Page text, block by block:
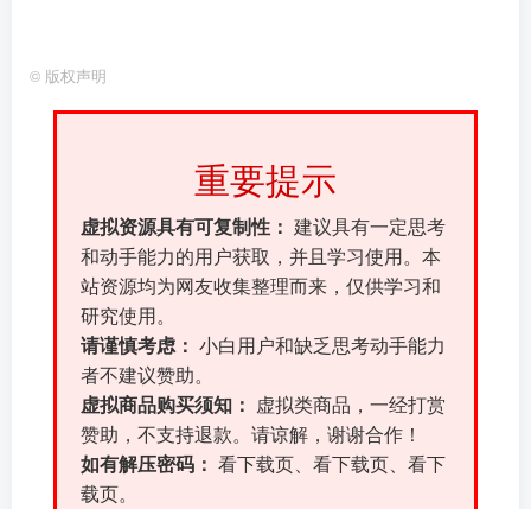
© 版权声明
重要提示
虚拟资源具有可复制性： 建议具有一定思考
和动手能力的用户获取，并且学习使用。本
站资源均为网友收集整理而来，仅供学习和
研究使用。
请谨慎考虑： 小白用户和缺乏思考动手能力
者不建议赞助。
虚拟商品购买须知：
虚拟类商品，一经打赏
赞助，不支持退款。请谅解，谢谢合作！
如有解压密码： 看下载页、看下载页、看下
载页。